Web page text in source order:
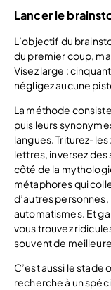
Lancer le
L’objectif du
du premier coup,
Visez large :
négligez aucune
La méthode
puis leurs
langues. Triturez-
lettres, inversez des
côté de la
métaphores qui
d’autres personnes,
automatismes. Et
vous trouvez
souvent de
C’est aussi le
recherche à un